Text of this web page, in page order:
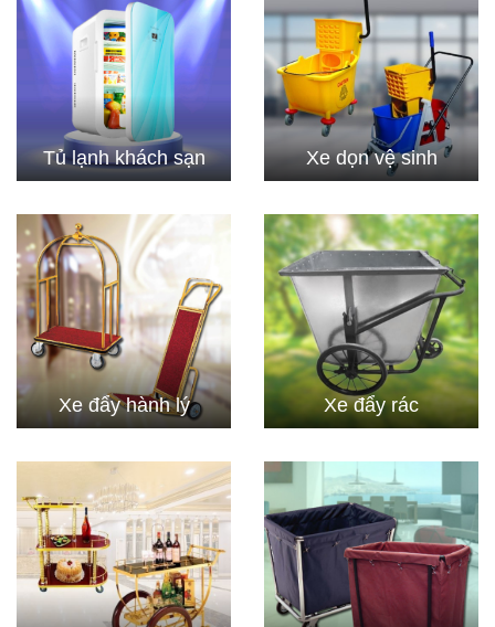
Tủ lạnh khách sạn Xe dọn vệ sinh
Xe đẩy hành lý Xe đẩy rác